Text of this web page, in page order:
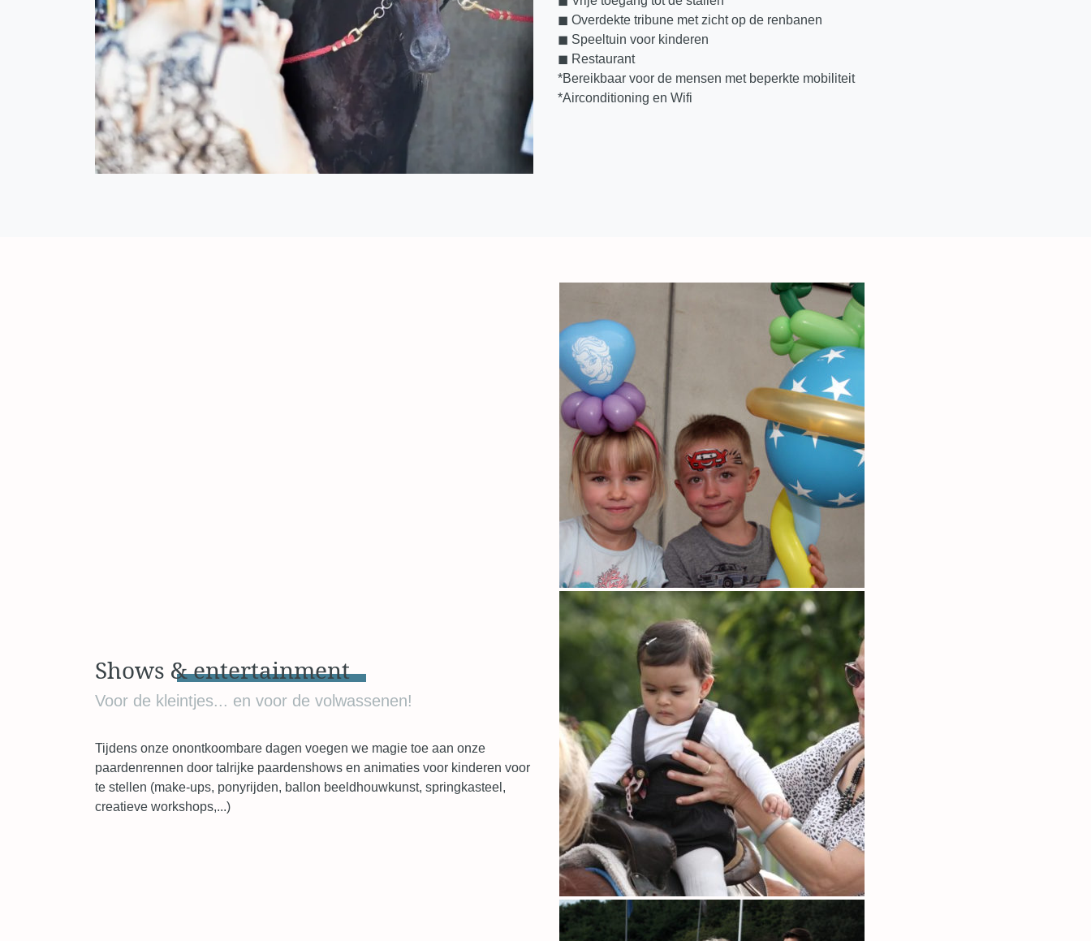
◼︎ Overdekte tribune met zicht op de renbanen
◼︎ Speeltuin voor kinderen
◼︎ Restaurant
*Bereikbaar voor de mensen met beperkte mobiliteit
*Airconditioning en Wifi
Shows &entertainment
Voor de kleintjes... en voor de volwassenen!
Tijdens onze onontkoombare dagen voegen we magie toe aan onze
paardenrennen door talrijke paardenshows en animaties voor kinderen voor
te stellen (make-ups, ponyrijden, ballon beeldhouwkunst, springkasteel,
creatieve workshops,...)